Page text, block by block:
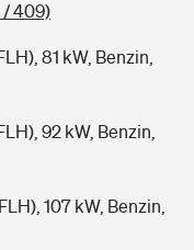
/ 409)
81 kW, Benzin,
92 kW, Benzin,
107 kW, Benzin,